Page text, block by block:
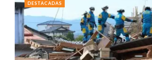
DESTACADAS